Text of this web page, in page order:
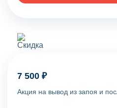
7 500 ₽
Акция на вывод из запоя и